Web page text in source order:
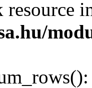
resource